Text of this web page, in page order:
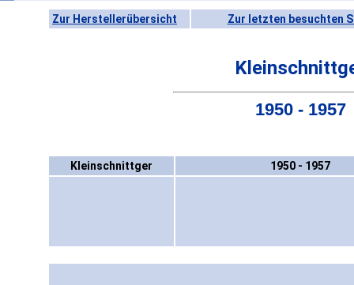
Zur Herstellerübersicht Zur letzten besuchten
1950 - 1957
Kleinschnittger 1950 - 1957